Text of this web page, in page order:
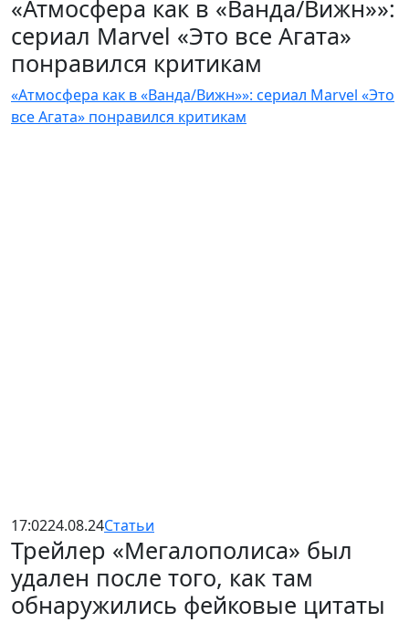
«Атмосфера как в «Ванда/Вижн»»:
сериал Marvel «Это все Агата»
понравился критикам
«Атмосфера как в «Ванда/Вижн»»: сериал Marvel «Это
все Агата» понравился критикам
17:0224.08.24Статьи
Трейлер «Мегалополиса» был
удален после того, как там
обнаружились фейковые цитаты